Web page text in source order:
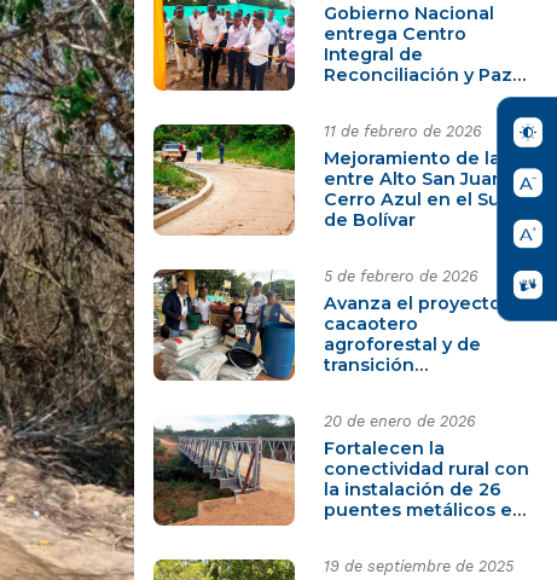
Gobierno Nacional
entrega Centro
Integral de
Reconciliación y Paz
en Arenal, Bolívar, en
cumplimiento de los
compromisos PDET
11 de febrero de 2026
Mejoramiento de la Vía
entre Alto San Juan y
Cerro Azul en el Sur
de Bolívar
5 de febrero de 2026
Avanza el proyecto
cacaotero
agroforestal y de
transición
familias en el Sur de
Bolívar
20 de enero de 2026
Fortalecen la
conectividad rural con
la instalación de 26
puentes metálicos en
19 de septiembre de 2025